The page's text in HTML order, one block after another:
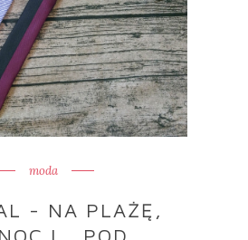
moda
- NA PLAŻĘ,